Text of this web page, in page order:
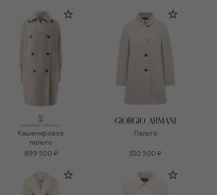
Кашемировое
пальто
899 500 ₽
Пальто
330 500 ₽